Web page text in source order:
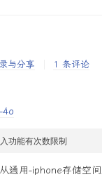
与分享 1 条评论
功能有次数限制
通用-iphone存储空